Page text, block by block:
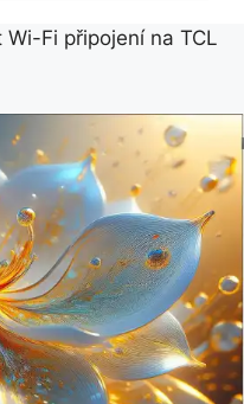
Fi připojení na TCL